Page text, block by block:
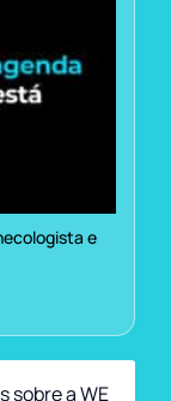
e
sobre a WE